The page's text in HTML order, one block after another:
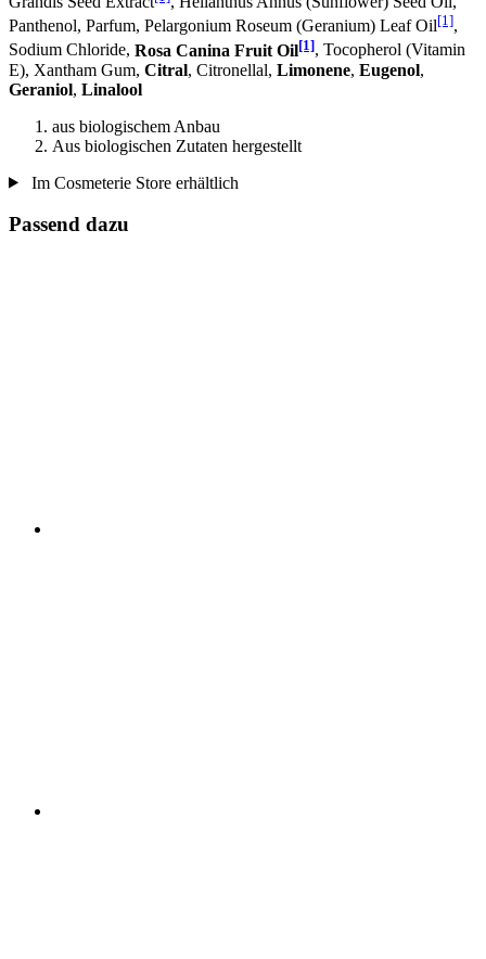
Panthenol, Parfum, Pelargonium Roseum (Geranium) Leaf Oil[1],
Sodium Chloride, Rosa Canina Fruit Oil[1], Tocopherol (Vitamin
E), Xantham Gum, Citral, Citronellal, Limonene, Eugenol,
Geraniol, Linalool
aus biologischem Anbau
Aus biologischen Zutaten hergestellt
Im Cosmeterie Store erhältlich
Passend dazu